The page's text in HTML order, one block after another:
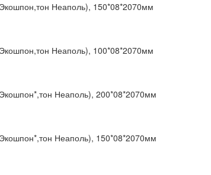
Неаполь), 150*08*2070мм
Неаполь), 100*08*2070мм
Неаполь), 200*08*2070мм
Неаполь), 150*08*2070мм